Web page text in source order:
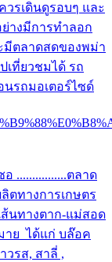
รเดินดูรอบๆ และ
างมีการทำลอก
มีตลาดสดของพม่า
เที่ยวชมได้ รถ
รถมอเตอร์ไซด์
อ ................ตลาด
ตทางการเกษตร
นทางตาก-แม่สอด
าย ได้แก่ บล๊อค
วรส, สาลี่ ,